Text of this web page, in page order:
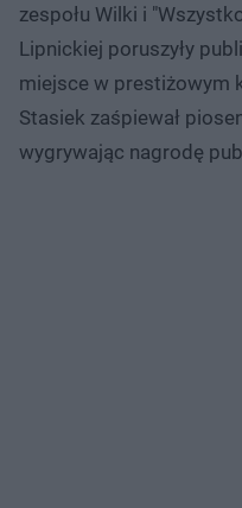
zespołu Wilki i
Lipnickiej poruszyły
miejsce w prestiżowym
Stasiek zaśpiewał
wygrywając nagrodę